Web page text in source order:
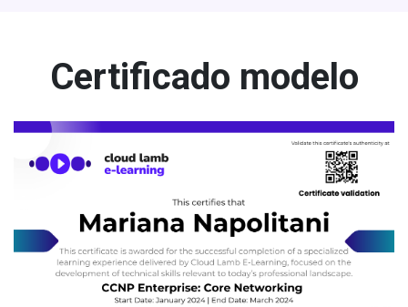
Certificado modelo